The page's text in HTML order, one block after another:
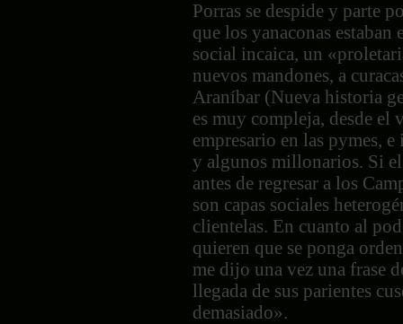
Porras se despide y parte
que los yanaconas
social incaica, un
nuevos mandones, a
Araníbar (Nueva historia
es muy compleja, desde el
empresario en las pymes,
y algunos millonarios. Si el
antes de regresar a los
son capas sociales
clientelas. En cuanto al
quieren que se ponga
me dijo una vez una frase
llegada de sus parientes
demasiado».